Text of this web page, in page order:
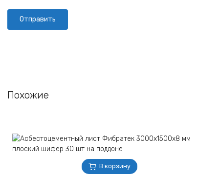
Похожие
В корзину